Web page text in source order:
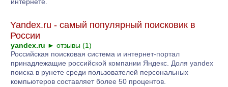
Yandex.ru - самый популярный поисковик в
России
yandex.ru ► отзывы (1)
Российская поисковая система и интернет-портал
принадлежащие российской компании Яндекс. Доля yandex
поиска в рунете среди пользователей персональных
компьютеров составляет более 50 процентов.